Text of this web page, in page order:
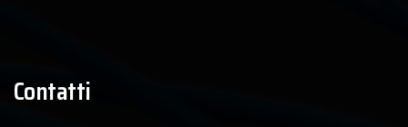
Contatti